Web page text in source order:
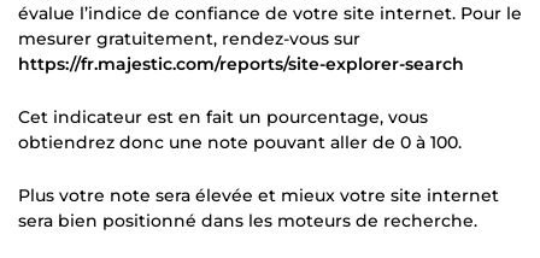
évalue l’indice de confiance de votre site internet. Pour le
mesurer gratuitement, rendez-vous sur
https://fr.majestic.com/reports/site-explorer-search
Cet indicateur est en fait un pourcentage, vous
obtiendrez donc une note pouvant aller de 0 à 100.
Plus votre note sera élevée et mieux votre site internet
sera bien positionné dans les moteurs de recherche.